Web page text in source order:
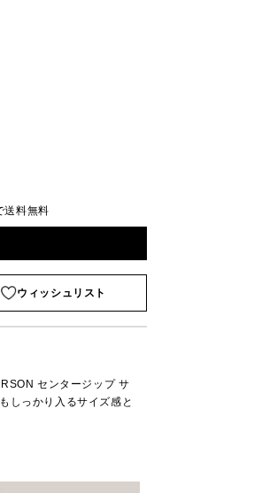
送料無料
ウィッシュリスト
センタージップ サ
しっかり入るサイズ感と